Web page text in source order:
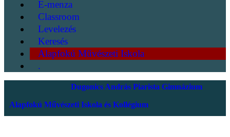
E-menza
Classroom
Levelezés
Keresés
Alapfokú Művészeti Iskola
.
Dugonics András Piarista Gimnázium
Alapfokú Művészeti Iskola és Kollégium